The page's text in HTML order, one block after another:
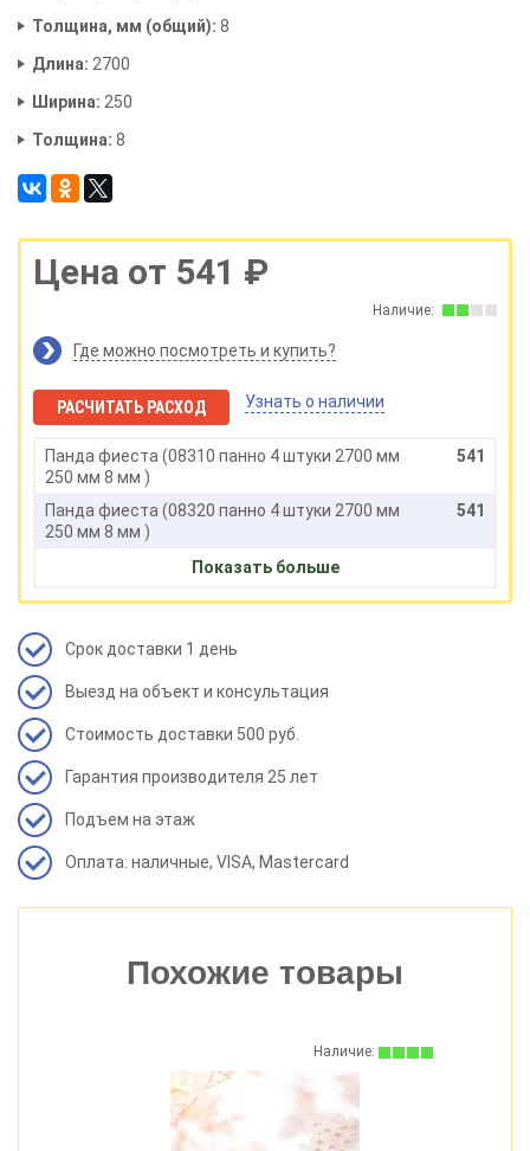
Толщина, мм (общий): 8
Длина: 2700
Ширина: 250
Толщина: 8
Цена от 541 ₽
Наличие:
Где можно посмотреть и купить?
РАСЧИТАТЬ РАСХОД Узнать о наличии
Панда фиеста (08310 панно 4 штуки 2700 мм
250 мм 8 мм )
541
Панда фиеста (08320 панно 4 штуки 2700 мм
250 мм 8 мм )
541
Панда фиеста (08330 панно 4 штуки 2700 мм
250 мм 8 мм )
Показать больше
Срок доставки 1 день
Выезд на объект и консультация
Стоимость доставки 500 руб.
Гарантия производителя 25 лет
Подъем на этаж
Оплата: наличные, VISA, Mastercard
Похожие товары
Наличие: